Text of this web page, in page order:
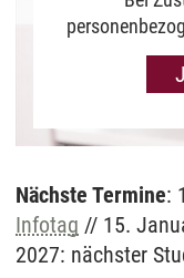
Google in den
Videos
an EU-
dass Ihre
verarbeitet
erfolgt die
Videos. Bei
Nächste Termine:
Infotag // 15.
2027: nächster